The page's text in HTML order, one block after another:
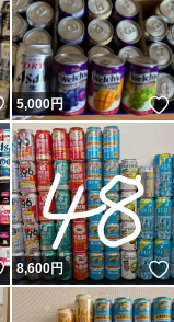
いいね！
5,000円
いいね！
8,600円